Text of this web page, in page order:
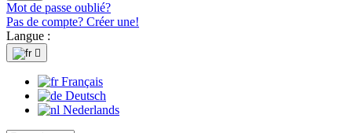
Mot de passe oublié?
Pas de compte? Créer une!
Langue :

Français
Deutsch
Nederlands